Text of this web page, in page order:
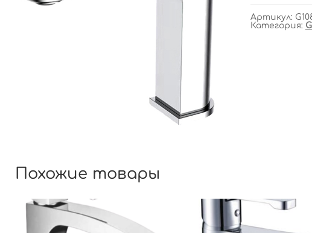
Артикул:
Категория:
Похожие товары